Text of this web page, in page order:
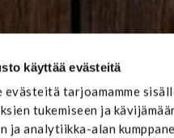
käyttää evästeitä
evästeitä tarjoamamme
tukemiseen ja
ja analytiikka-alan